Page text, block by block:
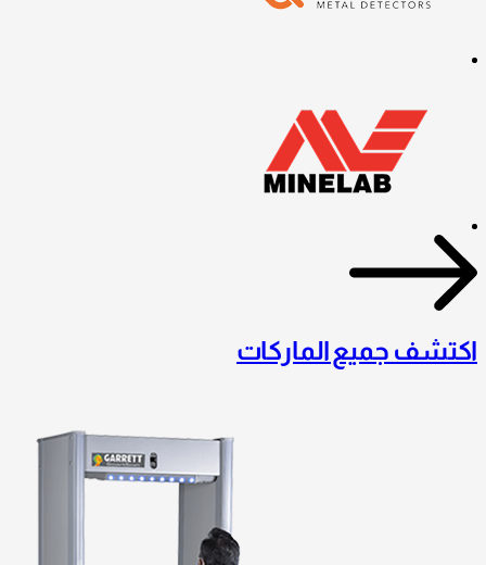
اكتشف جميع الماركات